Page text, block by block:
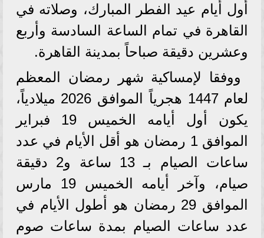
أول أيام عيد الفطر المبارك، وصلاته في
القاهرة في تمام الساعة السادسة وأربع
وعشرين دقيقة صباحاً بمدينة القاهرة.
ووفقا لإمساكية شهر رمضان المعظم
لعام 1447 هجرياً الموافق 2026 ميلادياً،
يكون أول أيامه الخميس 19 فبراير
الموافق 1 رمضان هو أقل الأيام في عدد
ساعات الصيام بـ 13 ساعة و2 دقيقة
صيام، وآخر أيامه الخميس 19 مارس
الموافق 29 رمضان هو أطول الأيام في
عدد ساعات الصيام بمدة ساعات صوم